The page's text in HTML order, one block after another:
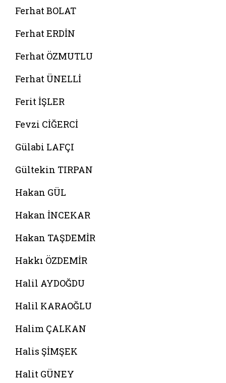
Ferhat BOLAT
Ferhat ERDİN
Ferhat ÖZMUTLU
Ferhat ÜNELLİ
Ferit İŞLER
Fevzi CİĞERCİ
Gülabi LAFÇI
Gültekin TIRPAN
Hakan GÜL
Hakan İNCEKAR
Hakan TAŞDEMİR
Hakkı ÖZDEMİR
Halil AYDOĞDU
Halil KARAOĞLU
Halim ÇALKAN
Halis ŞİMŞEK
Halit GÜNEY